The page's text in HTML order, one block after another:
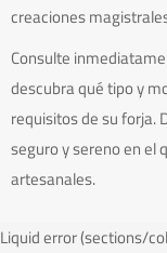
creaciones
Consulte
descubra qué tipo y
requisitos de su forja.
seguro y sereno en el
artesanales.
Liquid error (sections/